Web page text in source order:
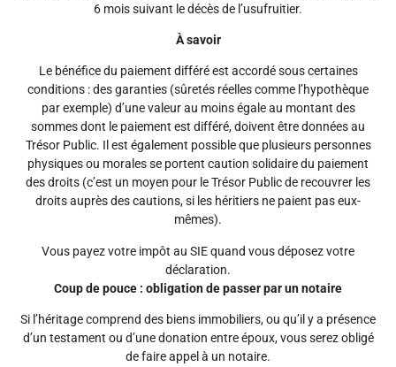
6 mois suivant le décès de l’usufruitier.
À savoir
Le bénéfice du paiement différé est accordé sous certaines
conditions : des garanties (sûretés réelles comme l’hypothèque
par exemple) d’une valeur au moins égale au montant des
sommes dont le paiement est différé, doivent être données au
Trésor Public. Il est également possible que plusieurs personnes
physiques ou morales se portent caution solidaire du paiement
des droits (c’est un moyen pour le Trésor Public de recouvrer les
droits auprès des cautions, si les héritiers ne paient pas eux-
mêmes).
Vous payez votre impôt au SIE quand vous déposez votre
déclaration.
Coup de pouce : obligation de passer par un notaire
Si l’héritage comprend des biens immobiliers, ou qu’il y a présence
d’un testament ou d’une donation entre époux, vous serez obligé
de faire appel à un notaire.